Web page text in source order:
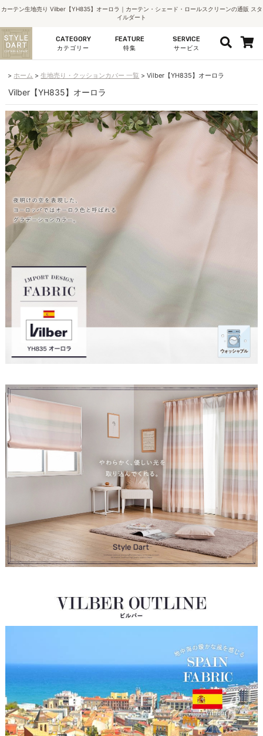
カーテン生地売り Vilber【YH835】オーロラ｜カーテン・シェード・ロールスクリーンの通販 スタ
イルダート
CATEGORY
カテゴリー
FEATURE
特集
SERVICE
サービス
ホーム 生地売り・クッションカバー 一覧 Vilber【YH835】オーロラ
Vilber【YH835】オーロラ